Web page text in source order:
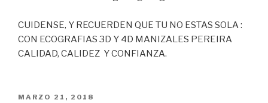
CUIDENSE, Y RECUERDEN QUE TU NO ESTAS SOLA :
CON ECOGRAFIAS 3D Y 4D MANIZALES PEREIRA
CALIDAD, CALIDEZ Y CONFIANZA.
PUBLICADO
MARZO 21, 2018